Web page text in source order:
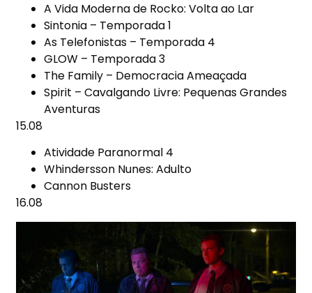
A Vida Moderna de Rocko: Volta ao Lar
Sintonia – Temporada 1
As Telefonistas – Temporada 4
GLOW – Temporada 3
The Family – Democracia Ameaçada
Spirit – Cavalgando Livre: Pequenas Grandes
Aventuras
15.08
Atividade Paranormal 4
Whindersson Nunes: Adulto
Cannon Busters
16.08